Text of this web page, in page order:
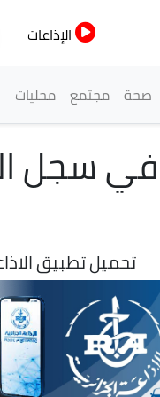
الإذاعات
صحة مجتمع محليات
وصمة عار
تحميل تطبيق